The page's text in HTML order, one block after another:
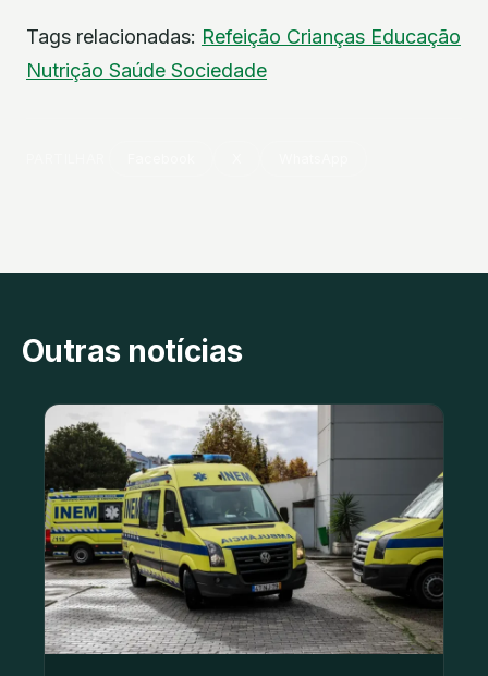
Tags relacionadas: Refeição Crianças Educação
Nutrição Saúde Sociedade
Outras notícias